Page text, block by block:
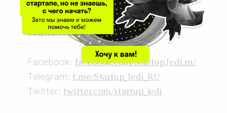
k
n
Подписывайтесь на наши
социальные сети:
Facebook: facebook.com/Startup.Jedi.ru/
Telegram: t.me/Startup_Jedi_RU
Twitter: twitter.com/startup_jedi